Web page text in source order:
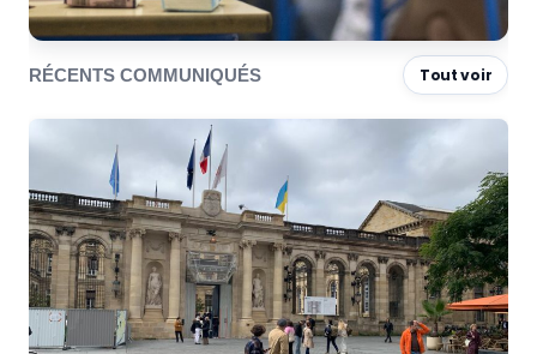
RÉCENTS COMMUNIQUÉS Tout voir